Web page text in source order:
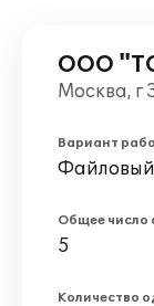
ООО
Москва, г
Вариант
Файловый
Общее число
5
Количество